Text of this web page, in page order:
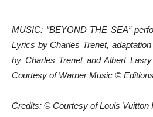
MUSIC: “BEYOND THE SEA”
Lyrics by Charles Trenet,
by Charles Trenet and Albert
Courtesy of Warner Music ©
Credits: © Courtesy of Louis Vuitton